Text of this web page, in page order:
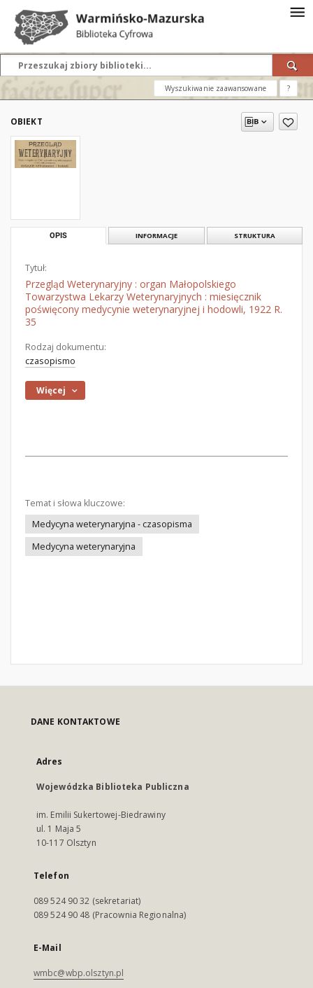
Wyszukiwanie zaawansowane ?
OBIEKT
OPIS INFORMACJE STRUKTURA
Tytuł:
Przegląd Weterynaryjny : organ Małopolskiego
Towarzystwa Lekarzy Weterynaryjnych : miesięcznik
poświęcony medycynie weterynaryjnej i hodowli, 1922 R.
35
Rodzaj dokumentu:
czasopismo
Więcej
Temat i słowa kluczowe:
Medycyna weterynaryjna - czasopisma
Medycyna weterynaryjna
DANE KONTAKTOWE
Adres
Wojewódzka Biblioteka Publiczna
im. Emilii Sukertowej-Biedrawiny
ul. 1 Maja 5
10-117 Olsztyn
Telefon
089 524 90 32 (sekretariat)
089 524 90 48 (Pracownia Regionalna)
E-Mail
wmbc@wbp.olsztyn.pl